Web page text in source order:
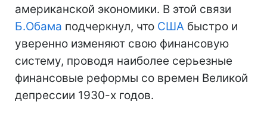
американской экономики. В этой связи
Б.Обама подчеркнул, что США быстро и
уверенно изменяют свою финансовую
систему, проводя наиболее серьезные
финансовые реформы со времен Великой
депрессии 1930-х годов.